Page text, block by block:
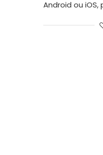
Android ou